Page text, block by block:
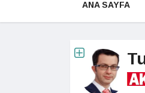
ANA SAYFA